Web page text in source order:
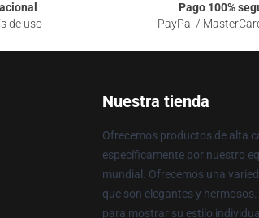
de uso
Pago 100%
PayPal /
Nuestra tienda
Ofrecemos productos de alta
específicamente por nuestro
mundial. Ofrecemos una
que son elegantes y
para mostrar su estilo